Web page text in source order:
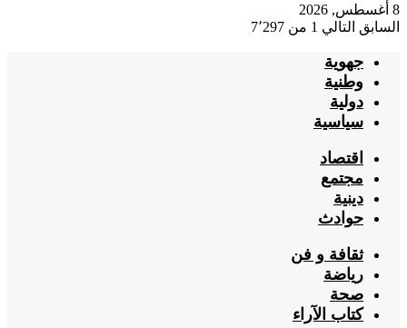
8 أغسطس, 2026
السابق التالي 1 من 7٬297
جهوية
وطنية
دولية
سياسية
اقتصاد
مجتمع
دينية
حوادث
ثقافة و فن
رياضة
صحة
كتاب الآراء